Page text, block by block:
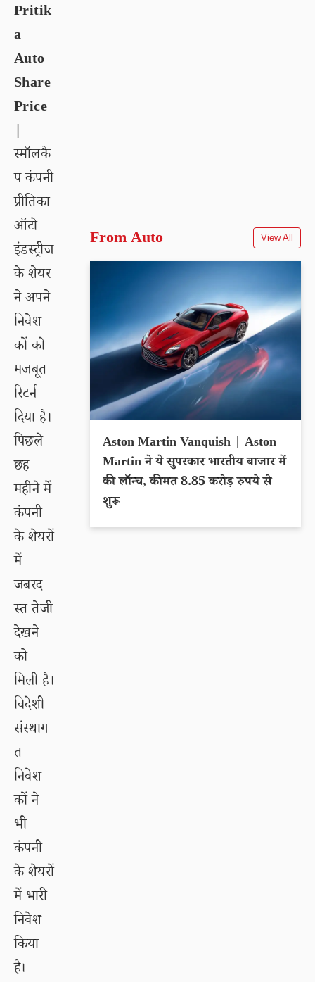
Pritik
a
Auto
Share
Price
|
स्मॉलकै
प कंपनी
प्रीतिका
ऑटो
इंडस्ट्रीज
के शेयर
ने अपने
निवेश
कों को
मजबूत
रिटर्न
दिया है।
पिछले
छह
महीने में
कंपनी
के शेयरों
में
जबरद
स्त तेजी
देखने
को
मिली है।
विदेशी
संस्थाग
त
निवेश
कों ने
भी
कंपनी
के शेयरों
में भारी
निवेश
किया
है।
From Auto View All
Aston Martin Vanquish | Aston
Martin ने ये सुपरकार भारतीय बाजार में
की लॉन्च, कीमत 8.85 करोड़ रुपये से
शुरू